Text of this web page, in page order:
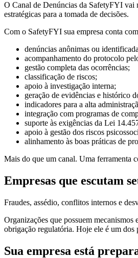
O Canal de Denúncias da SafetyFYI vai
estratégicas para a tomada de decisões.
Com o SafetyFYI sua empresa conta
denúncias anônimas ou
acompanhamento do protocolo
gestão completa das ocorrências;
classificação de riscos;
apoio à investigação interna;
geração de evidências e histórico
indicadores para a alta
integração com programas de
suporte às exigências da Lei
apoio à gestão dos riscos
alinhamento às boas práticas de
Mais do que um canal. Uma ferramenta
Empresas que escutam
Fraudes, assédio, conflitos internos e
Organizações que possuem
obrigação regulatória. Hoje ele é um dos
Sua empresa está